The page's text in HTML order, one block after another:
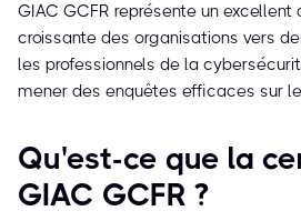
GIAC GCFR représente un
croissante des organisations vers
les professionnels de la
mener des enquêtes efficaces sur
Qu'est-ce que la
GIAC GCFR ?